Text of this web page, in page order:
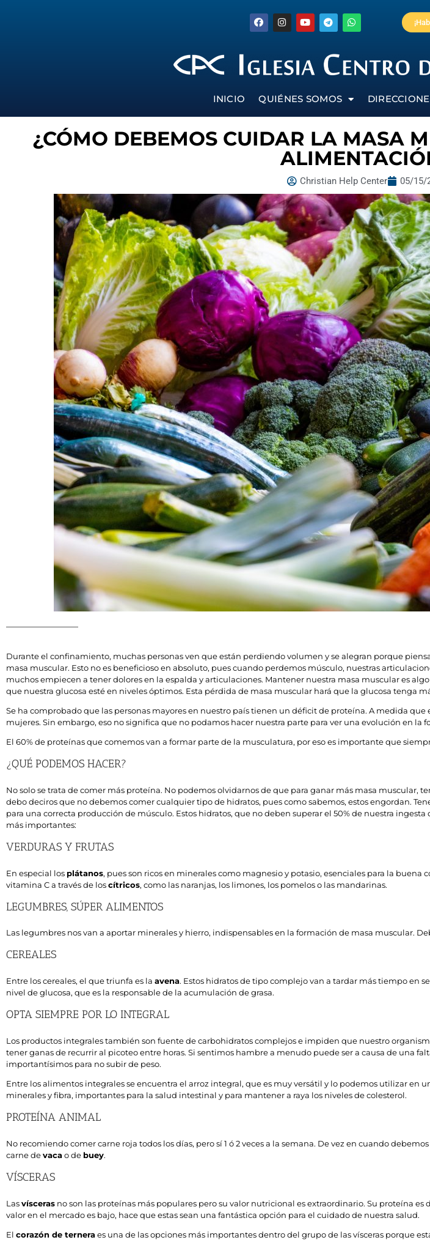
INICIO QUIÉNES SOMOS
¿CÓMO DEBEMOS CUIDAR LA MASA
Christian Help Center 05/15/
Durante el confinamiento, muchas personas ven que están perdiendo volumen y se alegran porque
masa muscular. Esto no es beneficioso en absoluto, pues cuando perdemos músculo, nuestras
muchos empiecen a tener dolores en la espalda y articulaciones. Mantener nuestra masa muscular es
que nuestra glucosa esté en niveles óptimos. Esta pérdida de masa muscular hará que la glucosa tenga
Se ha comprobado que las personas mayores en nuestro país tienen un déficit de proteína. A medida
mujeres. Sin embargo, eso no significa que no podamos hacer nuestra parte para ver una evolución en la
El 60% de proteínas que comemos van a formar parte de la musculatura, por eso es importante que
¿QUÉ PODEMOS HACER?
No solo se trata de comer más proteína. No podemos olvidarnos de que para ganar más masa muscular,
debo deciros que no debemos comer cualquier tipo de hidratos, pues como sabemos, estos engordan.
para una correcta producción de músculo. Estos hidratos, que no deben superar el 50% de nuestra
más importantes:
VERDURAS Y FRUTAS
En especial los plátanos, pues son ricos en minerales como magnesio y potasio, esenciales para la
vitamina C a través de loscítricos, como las naranjas, los limones, los pomelos o las mandarinas.
LEGUMBRES, SÚPER ALIMENTOS
Las legumbres nos van a aportar minerales y hierro, indispensables en la formación de masa muscular.
CEREALES
Entre los cereales, el que triunfa es la avena. Estos hidratos de tipo complejo van a tardar más tiempo en
nivel de glucosa, que es la responsable de la acumulación de grasa.
OPTA SIEMPRE POR LO INTEGRAL
Los productos integrales también son fuente de carbohidratos complejos e impiden que nuestro
tener ganas de recurrir al picoteo entre horas. Si sentimos hambre a menudo puede ser a causa de una
importantísimos para no subir de peso.
Entre los alimentos integrales se encuentra el arroz integral, que es muy versátil y lo podemos utilizar en
minerales y fibra, importantes para la salud intestinal y para mantener a raya los niveles de colesterol.
PROTEÍNA ANIMAL
No recomiendo comer carne roja todos los días, pero sí 1 ó 2 veces a la semana. De vez en cuando
carne devacao de buey.
VÍSCERAS
Lasvísceras no son las proteínas más populares pero su valor nutricional es extraordinario. Su proteína
valor en el mercado es bajo, hace que estas sean una fantástica opción para el cuidado de nuestra salud.
El corazón de terneraes una de las opciones más importantes dentro del grupo de las vísceras porque